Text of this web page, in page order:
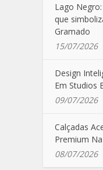
Lago
que
Gramado
15/07/2026
Design
Em Studios
09/07/2026
Calçadas
Premium
08/07/2026